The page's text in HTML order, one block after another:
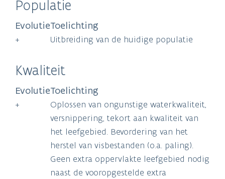
Populatie
Evolutie
+
Toelichting
Uitbreiding van de huidige populatie
Kwaliteit
Evolutie
+
Toelichting
Oplossen van ongunstige waterkwaliteit,
versnippering, tekort aan kwaliteit van
het leefgebied. Bevordering van het
herstel van visbestanden (o.a. paling).
Geen extra oppervlakte leefgebied nodig
naast de vooropgestelde extra